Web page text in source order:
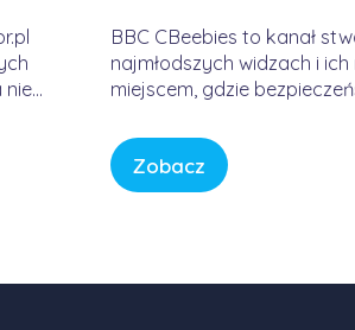
nie
w
BBC CBeebies to kanał
najmłodszych widzach i
miejscem, gdzie
świecie pełnym bodźców i
CBeebies oferuje
mogą odkrywać świat w
Zobacz